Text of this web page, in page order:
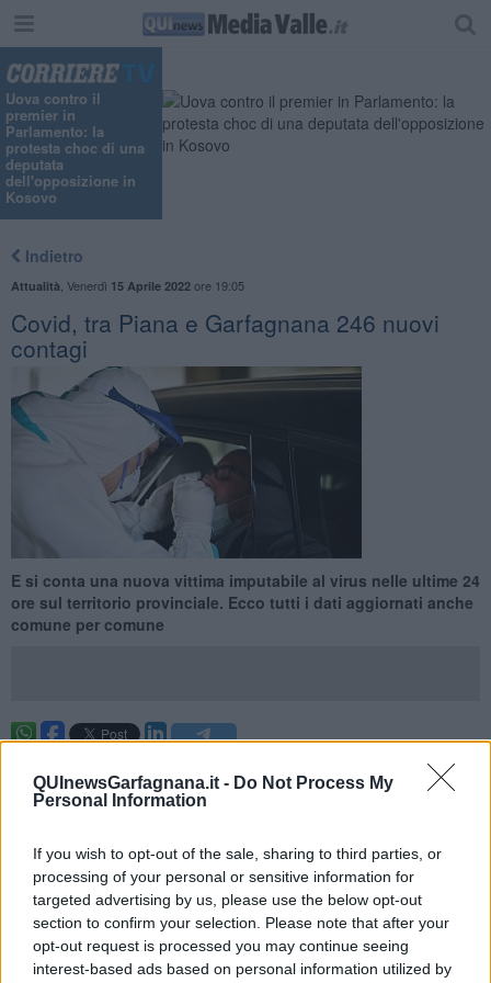
QUInewsGarfagnana.it - Do Not Process My
Personal Information
If you wish to opt-out of the sale, sharing to third parties, or
processing of your personal or sensitive information for
targeted advertising by us, please use the below opt-out
section to confirm your selection. Please note that after your
opt-out request is processed you may continue seeing
interest-based ads based on personal information utilized by
Uova contro il
premier in
Parlamento: la
protesta choc di una
deputata
dell'opposizione in
Kosovo
Indietro
Attualità Venerdì 15 Aprile 2022ore 19:05
Covid, tra Piana e Garfagnana 246 nuovi
contagi
E si conta una nuova vittima imputabile al virus nelle ultime 24
ore sul territorio provinciale. Ecco tutti i dati aggiornati anche
comune per comune
246 i nuovi
casidi contagio da Covid-19 emersi nelle ultime 24 ore sul
territorio che comprende laPiana di Lucca
Nella zona della Piana di Luccasi trovano 193 nuovi positivi,
segnatamente nei territori comunali di Altopascio 9, Capannori 64,
Lucca 98, Montecarlo 3, Pescaglia 4, Porcari 11, Villa Basilica 4.